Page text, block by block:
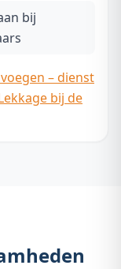
bij
– dienst
bij de